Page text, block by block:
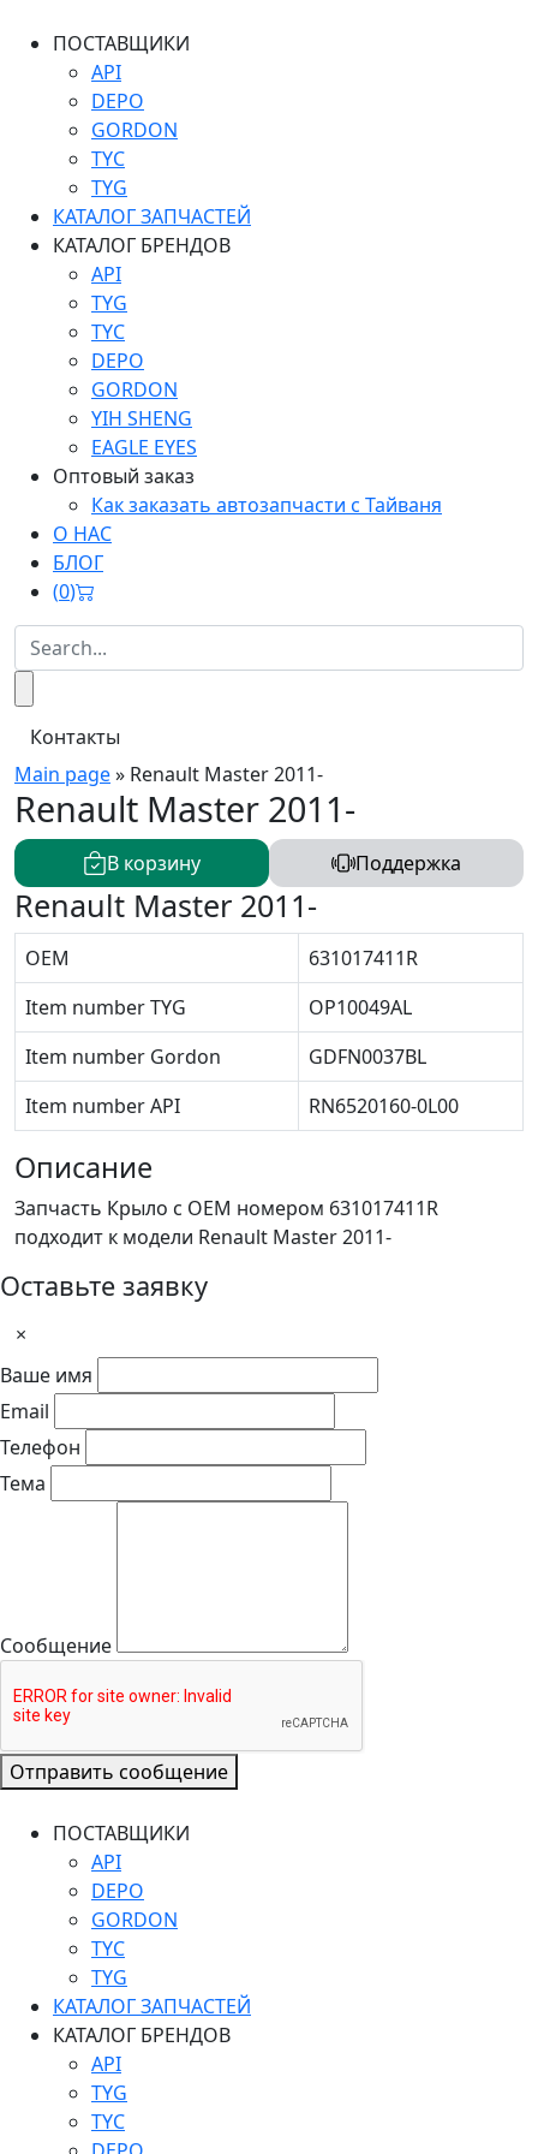
ПОСТАВЩИКИ
API
DEPO
GORDON
TYC
TYG
КАТАЛОГ ЗАПЧАСТЕЙ
КАТАЛОГ БРЕНДОВ
API
TYG
TYC
DEPO
GORDON
YIH SHENG
EAGLE EYES
Оптовый заказ
Как заказать автозапчасти с Тайваня
О НАС
БЛОГ
(0)
Контакты
Main page» Renault Master 2011-
Renault Master 2011-
В корзину Поддержка
Renault Master 2011-
OEM
631017411R
Item number TYG
OP10049AL
Item number Gordon
GDFN0037BL
Item number API
RN6520160-0L00
Описание
Запчасть Крыло с OEM номером 631017411R
подходит к модели Renault Master 2011-
Оставьте заявку
×
Ваше имя
Email
Телефон
Тема
Сообщение
Отправить сообщение
ПОСТАВЩИКИ
API
DEPO
GORDON
TYC
TYG
КАТАЛОГ ЗАПЧАСТЕЙ
КАТАЛОГ БРЕНДОВ
API
TYG
TYC